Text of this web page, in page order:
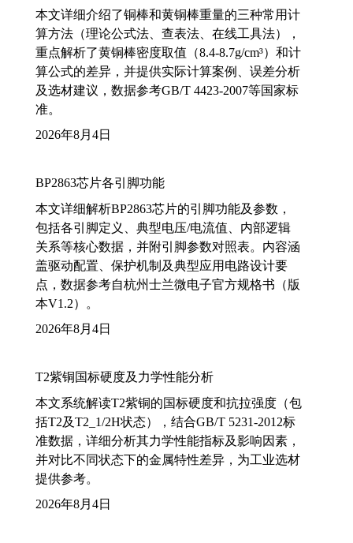
本文详细介绍了铜棒和黄铜棒重量的三种常用计
算方法（理论公式法、查表法、在线工具法），
重点解析了黄铜棒密度取值（8.4-8.7g/cm³）和计
算公式的差异，并提供实际计算案例、误差分析
及选材建议，数据参考GB/T 4423-2007等国家标
准。
2026年8月4日
BP2863芯片各引脚功能
本文详细解析BP2863芯片的引脚功能及参数，
包括各引脚定义、典型电压/电流值、内部逻辑
关系等核心数据，并附引脚参数对照表。内容涵
盖驱动配置、保护机制及典型应用电路设计要
点，数据参考自杭州士兰微电子官方规格书（版
本V1.2）。
2026年8月4日
T2紫铜国标硬度及力学性能分析
本文系统解读T2紫铜的国标硬度和抗拉强度（包
括T2及T2_1/2H状态），结合GB/T 5231-2012标
准数据，详细分析其力学性能指标及影响因素，
并对比不同状态下的金属特性差异，为工业选材
提供参考。
2026年8月4日